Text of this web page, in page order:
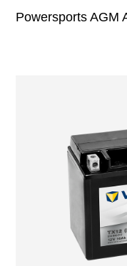
Powersports AGM